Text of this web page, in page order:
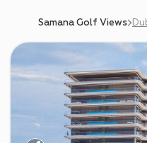
Samana Golf Views